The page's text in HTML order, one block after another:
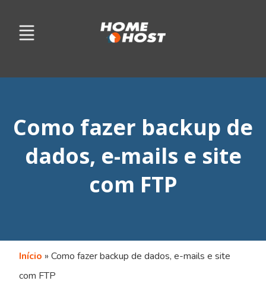
Como fazer backup de
dados, e-mails e site
com FTP
Início »Como fazer backup de dados, e-mails e site
com FTP